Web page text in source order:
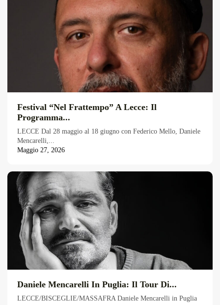
Festival “Nel Frattempo” A Lecce: Il
Programma...
LECCE Dal 28 maggio al 18 giugno con Federico Mello, Daniele
Mencarelli,...
Maggio 27, 2026
Daniele Mencarelli In Puglia: Il Tour Di...
LECCE/BISCEGLIE/MASSAFRA Daniele Mencarelli in Puglia